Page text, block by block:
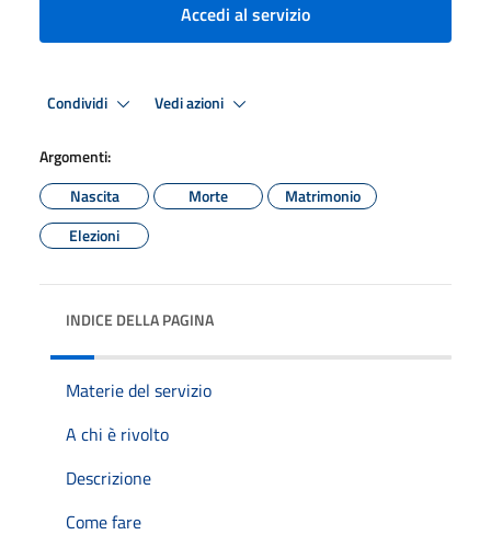
Accedi al servizio
Condividi Vedi azioni
Argomenti:
Nascita
Morte
Matrimonio
Elezioni
INDICE DELLA PAGINA
Materie del servizio
A chi è rivolto
Descrizione
Come fare